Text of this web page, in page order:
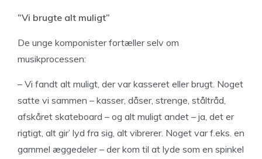
”Vi brugte alt muligt”
De unge komponister fortæller selv om
musikprocessen:
– Vi fandt alt muligt, der var kasseret eller brugt. Noget
satte vi sammen – kasser, dåser, strenge, ståltråd,
afskåret skateboard – og alt muligt andet – ja, det er
rigtigt, alt gir’ lyd fra sig, alt vibrerer. Noget var f.eks. en
gammel æggedeler – der kom til at lyde som en spinkel